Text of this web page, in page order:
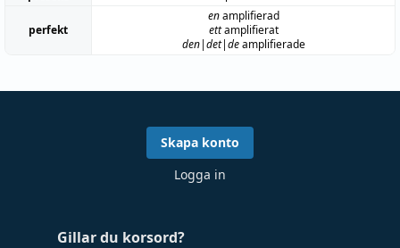
perfekt
enamplifierad
ettamplifierat
den|det|deamplifierade
Gillar du korsord?
Skapa konto
Logga in